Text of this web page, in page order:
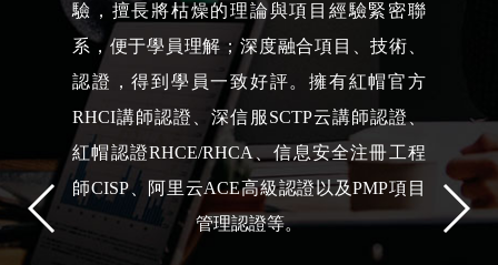
驗，擅長將枯燥的理論與項目經驗緊密聯
系，便于學員理解；深度融合項目、技術、
認證，得到學員一致好評。擁有紅帽官方
RHCI講師認證、深信服SCTP云講師認證、
紅帽認證RHCE/RHCA、信息安全注冊工程
師CISP、阿里云ACE高級認證以及PMP項目
管理認證等。